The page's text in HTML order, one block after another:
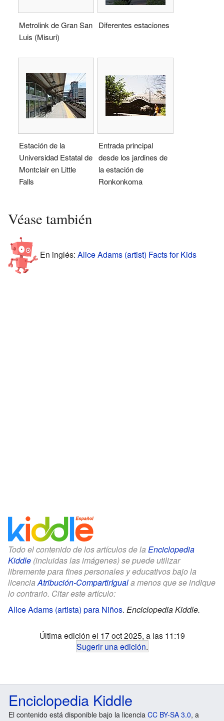
Metrolink de Gran San
Luis (Misuri)
Diferentes estaciones
Estación de la
Universidad Estatal de
Montclair en Little
Falls
Entrada principal
desde los jardines de
la estación de
Ronkonkoma
Véase también
En inglés: Alice Adams (artist) Facts for Kids
Todo el contenido de los artículos de la Enciclopedia
Kiddle (incluidas las imágenes) se puede utilizar
libremente para fines personales y educativos bajo la
licenciaAtribución-CompartirIguala menos que se indique
lo contrario. Citar este artículo:
Alice Adams (artista) para Niños. Enciclopedia Kiddle.
Última edición el 17 oct 2025, a las 11:19
Sugerir una edición.
Enciclopedia Kiddle
El contenido está disponible bajo la licencia CC BY-SA 3.0, a